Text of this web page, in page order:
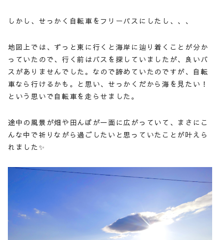
しかし、せっかく自転車をフリーパスにしたし、、、
地図上では、ずっと東に行くと海岸に辿り着くことが分か
っていたので、行く前はバスを探していましたが、良いバ
スがありませんでした。なので諦めていたのですが、自転
車なら行けるかも。と思い、せっかくだから海を見たい！
という思いで自転車を走らせました。
途中の風景が畑や田んぼが一面に広がっていて、まさにこ
んな中で祈りながら過ごしたいと思っていたことが叶えら
れました✨